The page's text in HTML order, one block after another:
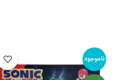
ناموجود